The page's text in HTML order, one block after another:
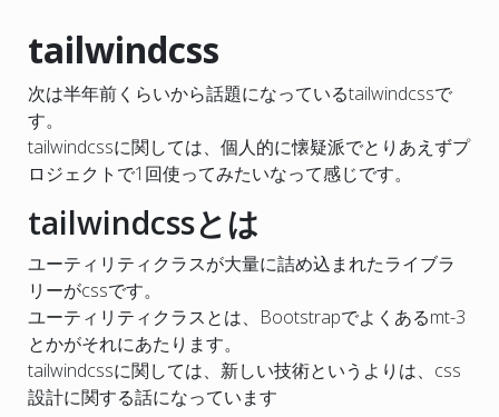
tailwindcss
次は半年前くらいから話題になっているtailwindcssで
す。
tailwindcssに関しては、個人的に懐疑派でとりあえずプ
ロジェクトで1回使ってみたいなって感じです。
tailwindcssとは
ユーティリティクラスが大量に詰め込まれたライブラ
リーがcssです。
ユーティリティクラスとは、Bootstrapでよくあるmt-3
とかがそれにあたります。
tailwindcssに関しては、新しい技術というよりは、css
設計に関する話になっています